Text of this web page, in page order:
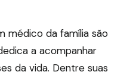
médico da família são
a acompanhar
da vida. Dentre suas